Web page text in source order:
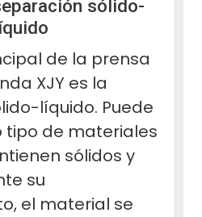
sólido-
de la prensa
XJY es la
líquido. Puede
tipo de materiales
sólidos y
su
el material se